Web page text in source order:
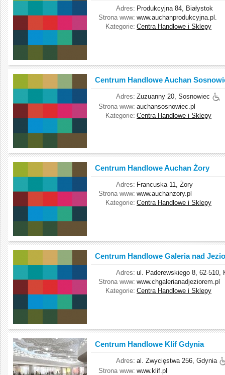
Adres: Produkcyjna 84, Białystok
Strona www: www.auchanprodukcyjna.pl.
Kategorie: Centra Handlowe i Sklepy
Centrum Handlowe Auchan
Adres: Zuzuanny 20, Sosnowiec
Strona www: auchansosnowiec.pl
Kategorie: Centra Handlowe i Sklepy
Centrum Handlowe Auchan Żory
Adres: Francuska 11, Żory
Strona www: www.auchanzory.pl
Kategorie: Centra Handlowe i Sklepy
Centrum Handlowe Galeria nad
Adres: ul. Paderewskiego 8, 62-510,
Strona www: www.chgalerianadjeziorem.pl
Kategorie: Centra Handlowe i Sklepy
Centrum Handlowe Klif Gdynia
Adres: al. Zwycięstwa 256, Gdynia
Strona www: www.klif.pl